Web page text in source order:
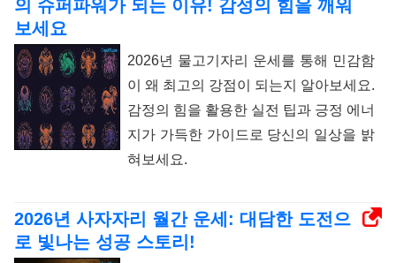
의 슈퍼파워가 되는 이유! 감성의 힘을 깨워
보세요
2026년 물고기자리 운세를 통해 민감함
이 왜 최고의 강점이 되는지 알아보세요.
감정의 힘을 활용한 실전 팁과 긍정 에너
지가 가득한 가이드로 당신의 일상을 밝
혀보세요.
2026년 사자자리 월간 운세: 대담한 도전으
로 빛나는 성공 스토리!